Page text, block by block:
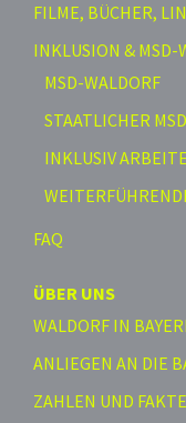
FILME, BÜCHER,
INKLUSION & MSD-
MSD-WALDORF
STAATLICHER MSD
INKLUSIV
FAQ
ÜBER UNS
WALDORF IN
ANLIEGEN AN DIE
ZAHLEN UND